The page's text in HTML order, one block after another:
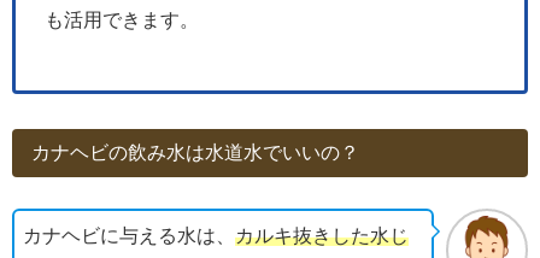
も活用できます。
カナヘビの飲み水は水道水でいいの？
カナヘビに与える水は、 カルキ抜きした水じ